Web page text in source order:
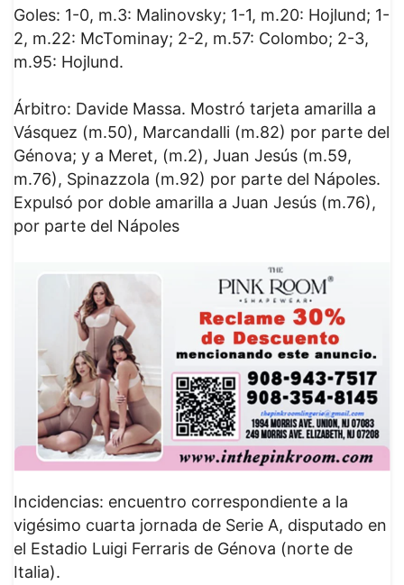
Goles: 1-0, m.3: Malinovsky; 1-1, m.20: Hojlund; 1-
2, m.22: McTominay; 2-2, m.57: Colombo; 2-3,
m.95: Hojlund.
Árbitro: Davide Massa. Mostró tarjeta amarilla a
Vásquez (m.50), Marcandalli (m.82) por parte del
Génova; y a Meret, (m.2), Juan Jesús (m.59,
m.76), Spinazzola (m.92) por parte del Nápoles.
Expulsó por doble amarilla a Juan Jesús (m.76),
por parte del Nápoles
Incidencias: encuentro correspondiente a la
vigésimo cuarta jornada de Serie A, disputado en
el Estadio Luigi Ferraris de Génova (norte de
Italia).